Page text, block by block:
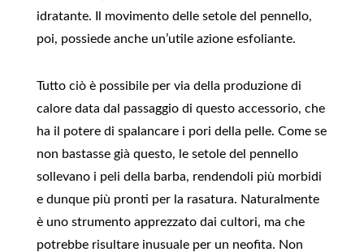
idratante. Il movimento delle setole del pennello,
poi, possiede anche un’utile azione esfoliante.
Tutto ciò è possibile per via della produzione di
calore data dal passaggio di questo accessorio, che
ha il potere di spalancare i pori della pelle. Come se
non bastasse già questo, le setole del pennello
sollevano i peli della barba, rendendoli più morbidi
e dunque più pronti per la rasatura. Naturalmente
è uno strumento apprezzato dai cultori, ma che
potrebbe risultare inusuale per un neofita. Non